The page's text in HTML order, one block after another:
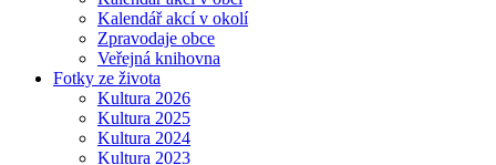
Kalendář akcí v okolí
Zpravodaje obce
Veřejná knihovna
Fotky ze života
Kultura 2026
Kultura 2025
Kultura 2024
Kultura 2023